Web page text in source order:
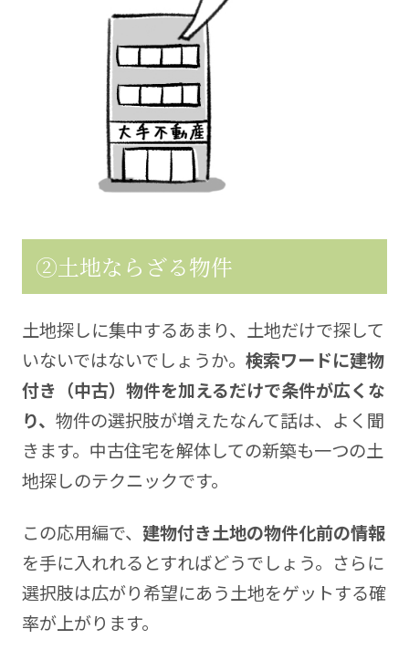
②土地ならざる物件
土地探しに集中するあまり、土地だけで探して
いないではないでしょうか。 検索ワードに建物
付き（中古）物件を加えるだけで条件が広くな
り、 物件の選択肢が増えたなんて話は、よく聞
きます。中古住宅を解体しての新築も一つの土
地探しのテクニックです。
この応用編で、 建物付き土地の物件化前の情報
を手に入れれるとすればどうでしょう。さらに
選択肢は広がり希望にあう土地をゲットする確
率が上がります。